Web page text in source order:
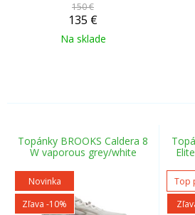
150 €
135 €
Na sklade
Topánky BROOKS Caldera 8
W vaporous grey/white
Novinka
Zľava -10%
Top